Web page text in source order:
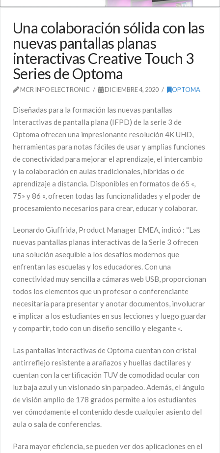
Una colaboración sólida con las
nuevas pantallas planas
interactivas Creative Touch 3
Series de Optoma
MCR INFO ELECTRONIC DICIEMBRE 4, 2020 OPTOMA
Diseñadas para la formación las nuevas pantallas
interactivas de pantalla plana (IFPD) de la serie 3 de
Optoma ofrecen una impresionante resolución 4K UHD,
herramientas para notas fáciles de usar y amplias funciones
de conectividad para mejorar el aprendizaje, el intercambio
y la colaboración en aulas tradicionales, híbridas o de
aprendizaje a distancia. Disponibles en formatos de 65 «,
75» y 86 «, ofrecen todas las funcionalidades y el poder de
procesamiento necesarios para crear, educar y colaborar.
Leonardo Giuffrida, Product Manager EMEA, indicó : “Las
nuevas pantallas planas interactivas de la Serie 3 ofrecen
una solución asequible a los desafíos modernos que
enfrentan las escuelas y los educadores. Con una
conectividad muy sencilla a cámaras web USB, proporcionan
todos los elementos que un profesor o conferenciante
necesitaría para presentar y anotar documentos, involucrar
e implicar a los estudiantes en sus lecciones y luego guardar
y compartir, todo con un diseño sencillo y elegante «.
Las pantallas interactivas de Optoma cuentan con cristal
antirreflejo resistente a arañazos y huellas dactilares y
cuentan con la certificación TUV de comodidad ocular con
luz baja azul y un visionado sin parpadeo. Además, el ángulo
de visión amplio de 178 grados permite a los estudiantes
ver cómodamente el contenido desde cualquier asiento del
aula o sala de conferencias.
Para mayor eficiencia, se pueden ver dos aplicaciones en el